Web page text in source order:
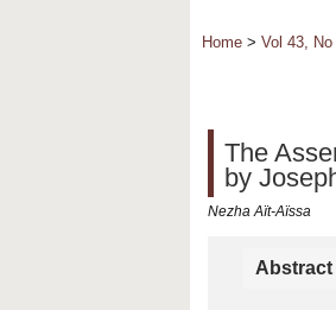
Home > Vol 43,
The
by
Nezha Aït-Aïssa
Abstract